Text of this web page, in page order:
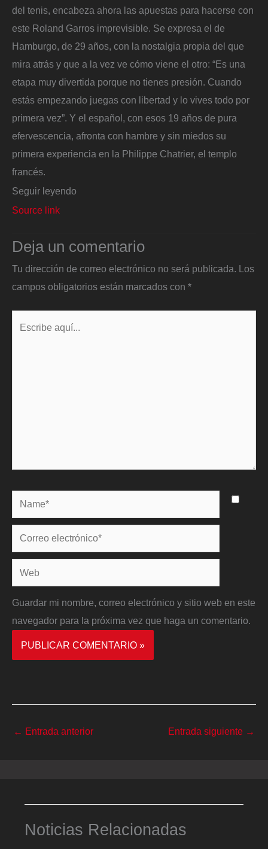
del tenis, encabeza ahora las apuestas para hacerse con
este Roland Garros imprevisible. Se expresa el de
Hamburgo, de 29 años, con la nostalgia propia del que
mira atrás y que a la vez ve cómo viene el otro: “Es una
etapa muy divertida porque no tienes presión. Cuando
estás empezando juegas con libertad y lo vives todo por
primera vez”. Y el español, con esos 19 años de pura
efervescencia, afronta con hambre y sin miedos su
primera experiencia en la Philippe Chatrier, el templo
francés.
Seguir leyendo
Source link
Deja un comentario
Tu dirección de correo electrónico no será publicada. Los
campos obligatorios están marcados con *
Name*
Correo
electrónico*
Web
Guardar mi nombre, correo electrónico y sitio web en este
navegador para la próxima vez que haga un comentario.
← Entrada anterior Entrada siguiente →
Noticias Relacionadas